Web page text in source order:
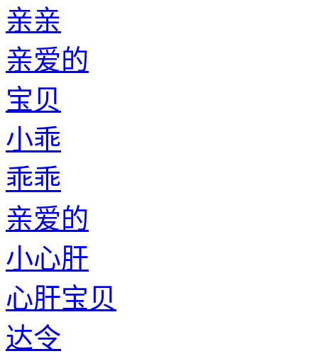
亲亲
亲爱的
宝贝
小乖
乖乖
亲爱的
小心肝
心肝宝贝
达令